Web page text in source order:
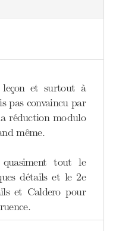
et surtout à
pas convaincu par
réduction modulo
même.
tout le
détails et le 2e
et Caldero pour